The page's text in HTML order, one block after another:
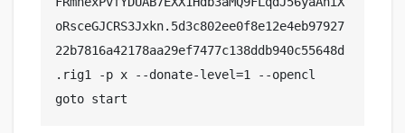
oRsceGJCRS3Jxkn.5d3c802ee0f8e12e4eb97927
22b7816a42178aa29ef7477c138ddb940c55648d
.rig1 -p x --donate-level=1 --opencl
goto start